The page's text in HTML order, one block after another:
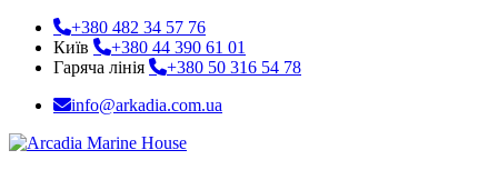
+380 482 34 57 76
Київ
+380 44 390 61 01
Гаряча лінія
+380 50 316 54 78
info@arkadia.com.ua